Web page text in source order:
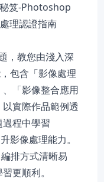
笈-Photoshop
理認證指南
，教您由淺入深
包含「影像處理
「影像整合應用
實際作品範例透
程中學習
影像處理能力。
排方式清晰易
更順利。